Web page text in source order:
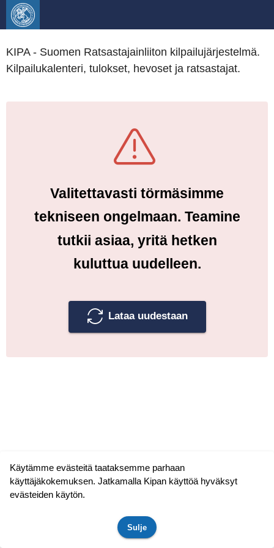
KIPA - Suomen Ratsastajainliiton kilpailujärjestelmä.
Kilpailukalenteri, tulokset, hevoset ja ratsastajat.
Valitettavasti törmäsimme
tekniseen ongelmaan. Teamine
tutkii asiaa, yritä hetken
kuluttua uudelleen.
Lataa uudestaan
Käytämme evästeitä taataksemme parhaan
käyttäjäkokemuksen. Jatkamalla Kipan käyttöä hyväksyt
evästeiden käytön.
Sulje